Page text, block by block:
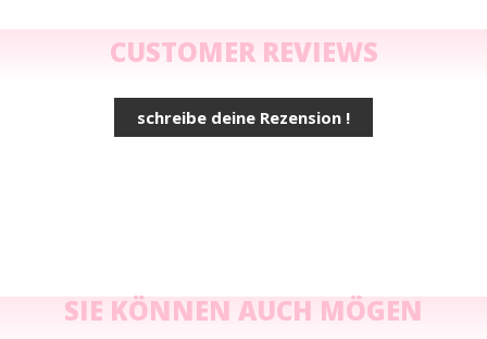
CUSTOMER REVIEWS
schreibe deine Rezension !
SIE KÖNNEN AUCH MÖGEN